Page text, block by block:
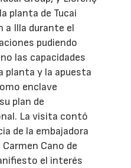
planta de Tucai
a Illa durante el
pudiendo
las capacidades
planta y la apuesta
enclave
plan de
La visita contó
de la embajadora
Cano de
el interés